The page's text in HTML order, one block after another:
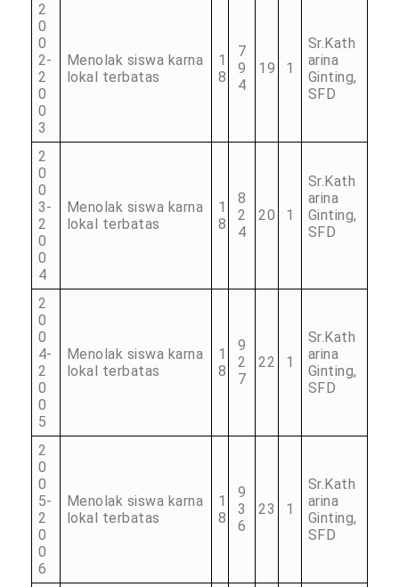
2
0
0
2-
2
0
0
3
Menolak siswa karna
lokal terbatas
1
8
7
9
4
19 1
Sr.Kath
arina
Ginting,
SFD
2
0
0
3-
2
0
0
4
Menolak siswa karna
lokal terbatas
1
8
8
2
4
20 1
Sr.Kath
arina
Ginting,
SFD
2
0
0
4-
2
0
0
5
Menolak siswa karna
lokal terbatas
1
8
9
2
7
22 1
Sr.Kath
arina
Ginting,
SFD
2
0
0
5-
2
0
0
6
Menolak siswa karna
lokal terbatas
1
8
9
3
6
23 1
Sr.Kath
arina
Ginting,
SFD